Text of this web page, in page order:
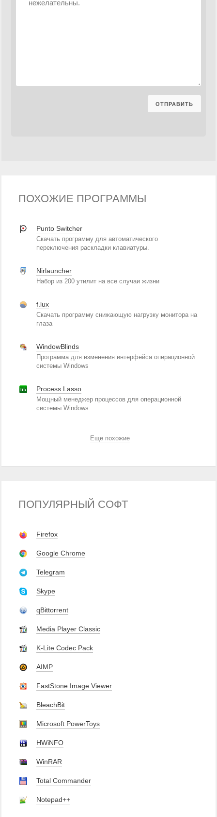
ПОХОЖИЕ ПРОГРАММЫ
Punto Switcher
Скачать программу для автоматического
переключения раскладки клавиатуры.
Nirlauncher
Набор из 200 утилит на все случаи жизни
f.lux
Скачать программу снижающую нагрузку монитора на
глаза
WindowBlinds
Программа для изменения интерфейса операционной
системы Windows
Process Lasso
Мощный менеджер процессов для операционной
системы Windows
Еще похожие
ПОПУЛЯРНЫЙ СОФТ
Firefox
Google Chrome
Telegram
Skype
qBittorrent
Media Player Classic
K-Lite Codec Pack
AIMP
FastStone Image Viewer
BleachBit
Microsoft PowerToys
HWiNFO
WinRAR
Total Commander
Notepad++